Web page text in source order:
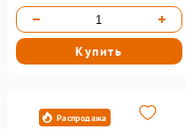
Купить
Распродажа